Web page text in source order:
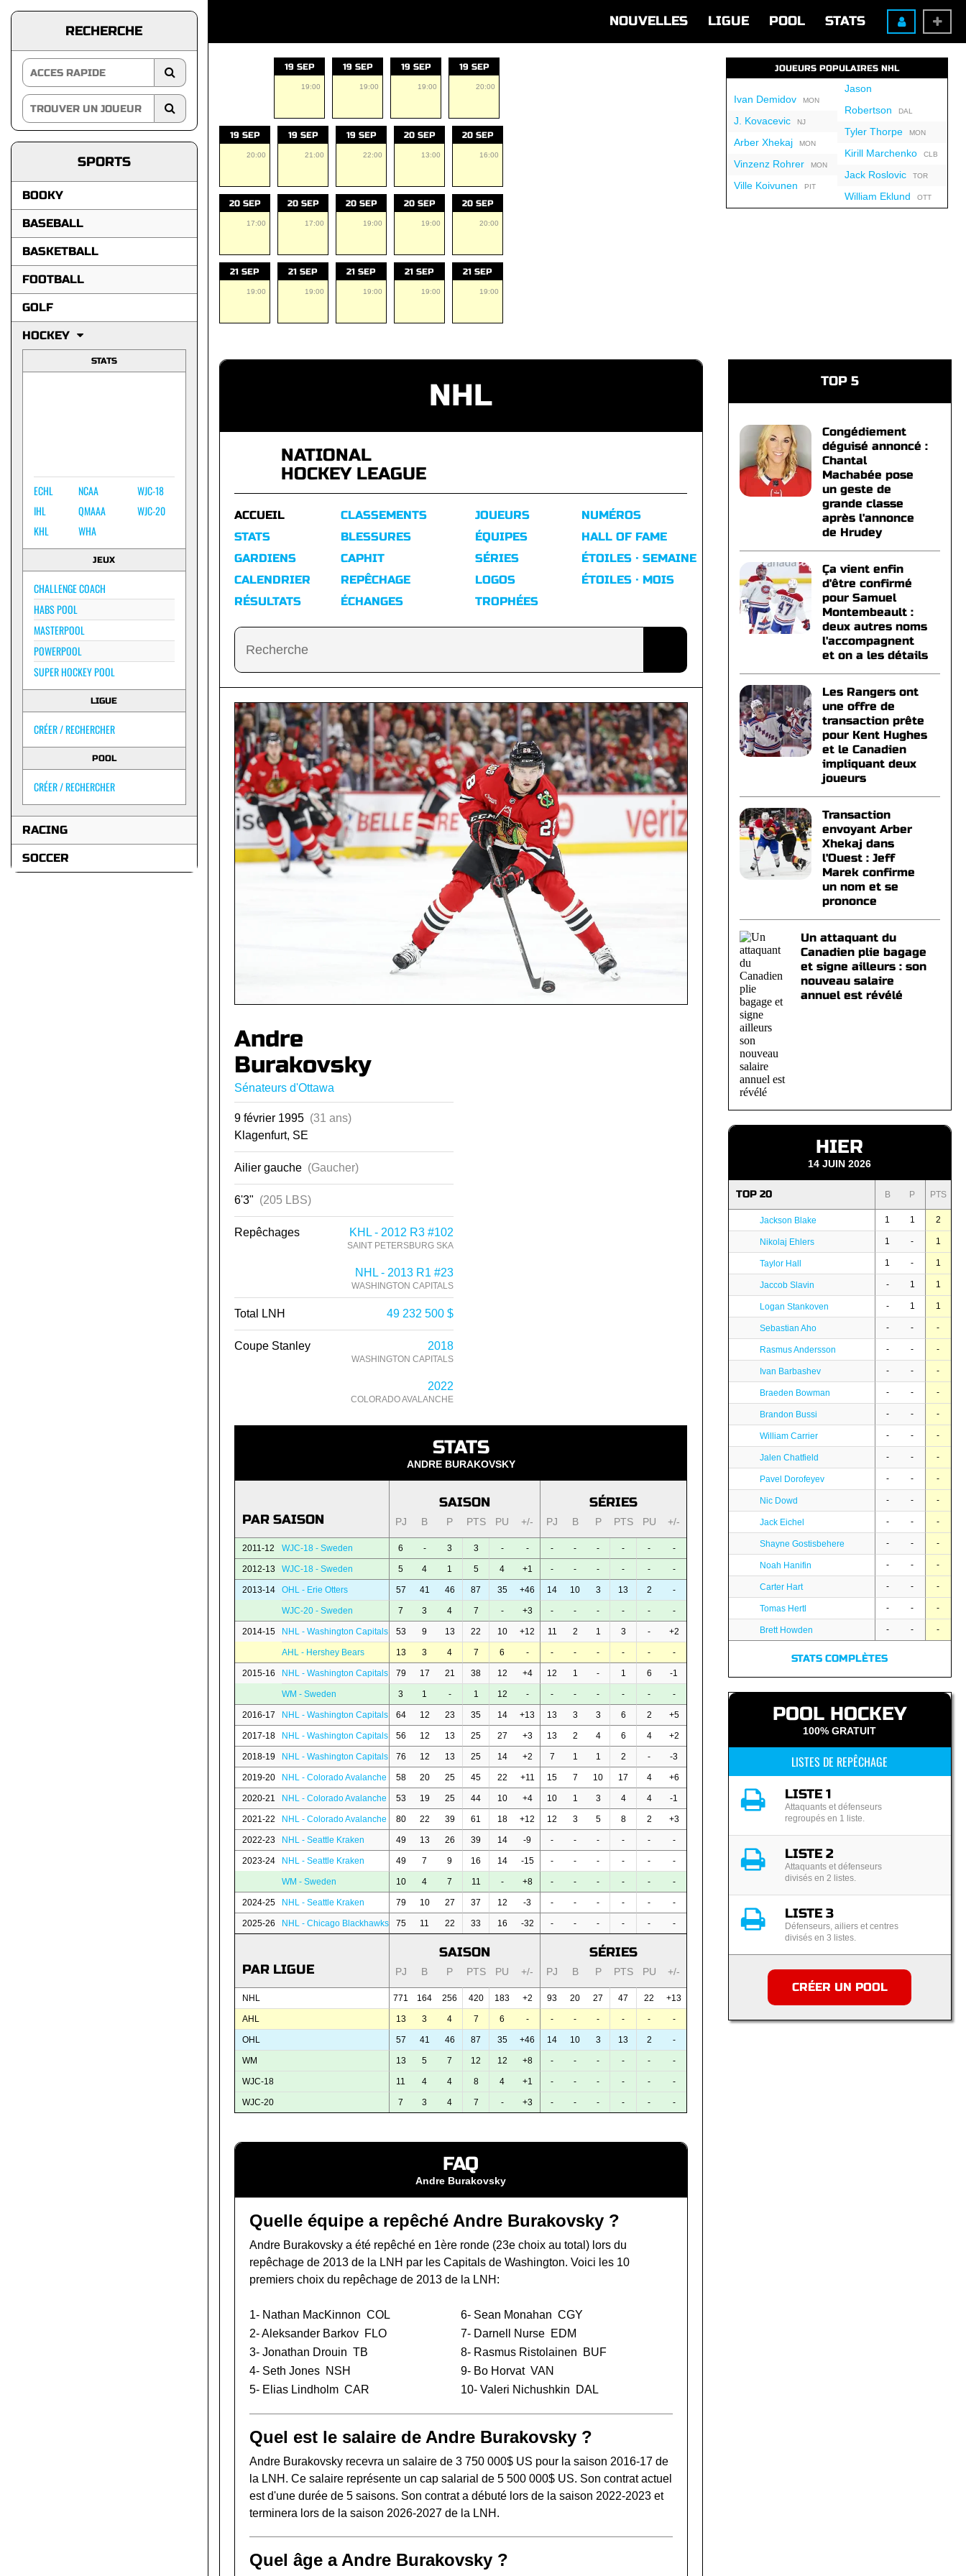
NOUVELLES LIGUE POOL STATS
RECHERCHE
SPORTS
BOOKY
BASEBALL
BASKETBALL
FOOTBALL
GOLF
HOCKEY
STATS
ECHL
IHL
KHL
NCAA
QMAAA
WHA
WJC-18
WJC-20
JEUX
CHALLENGE COACH
HABS POOL
MASTERPOOL
POWERPOOL
SUPER HOCKEY POOL
LIGUE
CRÉER / RECHERCHER
POOL
CRÉER / RECHERCHER
RACING
SOCCER
19 SEP
19:00
19 SEP
19:00
19 SEP
19:00
19 SEP
20:00
19 SEP
20:00
19 SEP
21:00
19 SEP
22:00
20 SEP
13:00
20 SEP
16:00
20 SEP
17:00
20 SEP
17:00
20 SEP
19:00
20 SEP
19:00
20 SEP
20:00
21 SEP
19:00
21 SEP
19:00
21 SEP
19:00
21 SEP
19:00
21 SEP
19:00
JOUEURS POPULAIRES NHL
Ivan DemidovMON
J. KovacevicNJ
Arber XhekajMON
Vinzenz RohrerMON
Ville Koivunen PIT
Jason
Robertson DAL
Tyler ThorpeMON
Kirill MarchenkoCLB
Jack RoslovicTOR
William Eklund OTT
NHL
NATIONAL
HOCKEY LEAGUE
ACCUEIL
STATS
GARDIENS
CALENDRIER
RÉSULTATS
CLASSEMENTS
BLESSURES
CAPHIT
REPÊCHAGE
ÉCHANGES
JOUEURS
ÉQUIPES
SÉRIES
LOGOS
TROPHÉES
NUMÉROS
HALL OF FAME
ÉTOILES · SEMAINE
ÉTOILES · MOIS
Andre
Burakovsky
Sénateurs d'Ottawa
9 février 1995 (31 ans)
Klagenfurt, SE
Ailier gauche (Gaucher)
6'3" (205 LBS)
Repêchages KHL - 2012 R3 #102
SAINT PETERSBURG SKA
NHL - 2013 R1 #23
WASHINGTON CAPITALS
Total LNH 49 232 500 $
Coupe Stanley 2018
WASHINGTON CAPITALS
2022
COLORADO AVALANCHE
STATS
ANDRE BURAKOVSKY
PAR SAISON
SAISON SÉRIES
PJ B P PTS PU +/- PJ B P PTS PU +/-
2011-12 WJC-18 - Sweden 6 - 3 3 - - - - - - - -
2012-13 WJC-18 - Sweden 5 4 1 5 4 +1 - - - - - -
2013-14 OHL - Erie Otters 57 41 46 87 35 +46 14 10 3 13 2 -
WJC-20 - Sweden 7 3 4 7 - +3 - - - - - -
2014-15 NHL - Washington Capitals 53 9 13 22 10 +12 11 2 1 3 - +2
AHL - Hershey Bears 13 3 4 7 6 - - - - - - -
2015-16 NHL - Washington Capitals 79 17 21 38 12 +4 12 1 - 1 6 -1
WM - Sweden 3 1 - 1 12 - - - - - - -
2016-17 NHL - Washington Capitals 64 12 23 35 14 +13 13 3 3 6 2 +5
2017-18 NHL - Washington Capitals 56 12 13 25 27 +3 13 2 4 6 4 +2
2018-19 NHL - Washington Capitals 76 12 13 25 14 +2 7 1 1 2 - -3
2019-20 NHL - Colorado Avalanche 58 20 25 45 22 +11 15 7 10 17 4 +6
2020-21 NHL - Colorado Avalanche 53 19 25 44 10 +4 10 1 3 4 4 -1
2021-22 NHL - Colorado Avalanche 80 22 39 61 18 +12 12 3 5 8 2 +3
2022-23 NHL - Seattle Kraken 49 13 26 39 14 -9 - - - - - -
2023-24 NHL - Seattle Kraken 49 7 9 16 14 -15 - - - - - -
WM - Sweden 10 4 7 11 - +8 - - - - - -
2024-25 NHL - Seattle Kraken 79 10 27 37 12 -3 - - - - - -
2025-26 NHL - Chicago Blackhawks 75 11 22 33 16 -32 - - - - - -
PAR LIGUE
SAISON SÉRIES
PJ B P PTS PU +/- PJ B P PTS PU +/-
NHL 771 164 256 420 183 +2 93 20 27 47 22 +13
AHL 13 3 4 7 6 - - - - - - -
OHL 57 41 46 87 35 +46 14 10 3 13 2 -
WM 13 5 7 12 12 +8 - - - - - -
WJC-18 11 4 4 8 4 +1 - - - - - -
WJC-20 7 3 4 7 - +3 - - - - - -
FAQ
Andre Burakovsky
Quelle équipe a repêché Andre Burakovsky ?
Andre Burakovsky a été repêché en 1ère ronde (23e choix au total) lors du
repêchage de 2013 de la LNH par les Capitals de Washington. Voici les 10
premiers choix du repêchage de 2013 de la LNH:
1- Nathan MacKinnon COL
2-Aleksander Barkov FLO
3- Jonathan Drouin TB
4- Seth Jones NSH
5- Elias Lindholm CAR
6- Sean Monahan CGY
7- Darnell Nurse EDM
8- Rasmus Ristolainen
BUF
9- Bo Horvat VAN
10-Valeri Nichushkin DAL
Quel est le salaire de Andre Burakovsky ?
Andre Burakovsky recevra un salaire de 3 750 000$ US pour la saison 2016-17 de
la LNH. Ce salaire représente un cap salarial de 5 500 000$ US. Son contrat actuel
est d'une durée de 5 saisons. Son contrat a débuté lors de la saison 2022-2023 et
terminera lors de la saison 2026-2027 de la LNH.
Quel âge a Andre Burakovsky ?
TOP 5
Congédiement
déguisé annoncé :
Chantal
Machabée pose
un geste de
grande classe
après l'annonce
de Hrudey
Ça vient enfin
d'être confirmé
pour Samuel
Montembeault :
deux autres noms
l'accompagnent
et on a les détails
Les Rangers ont
une offre de
transaction prête
pour Kent Hughes
et le Canadien
impliquant deux
joueurs
Transaction
envoyant Arber
Xhekaj dans
l'Ouest : Jeff
Marek confirme
un nom et se
prononce
Un attaquant du
Canadien plie bagage
et signe ailleurs : son
nouveau salaire
annuel est révélé
HIER
14 JUIN 2026
TOP 20 B P PTS
Jackson Blake 1 1 2
Nikolaj Ehlers 1 - 1
Taylor Hall 1 - 1
Jaccob Slavin - 1 1
Logan Stankoven - 1 1
Sebastian Aho - - -
Rasmus Andersson - - -
Ivan Barbashev - - -
Braeden Bowman - - -
Brandon Bussi - - -
William Carrier - - -
Jalen Chatfield - - -
Pavel Dorofeyev - - -
Nic Dowd - - -
Jack Eichel - - -
Shayne Gostisbehere - - -
Noah Hanifin - - -
Carter Hart - - -
Tomas Hertl - - -
Brett Howden - - -
STATS COMPLÈTES
POOL HOCKEY
100% GRATUIT
LISTES DE REPÊCHAGE
LISTE 1
Attaquants et défenseurs
regroupés en 1 liste.
LISTE 2
Attaquants et défenseurs
divisés en 2 listes.
LISTE 3
Défenseurs, ailiers et centres
divisés en 3 listes.
CRÉER UN POOL